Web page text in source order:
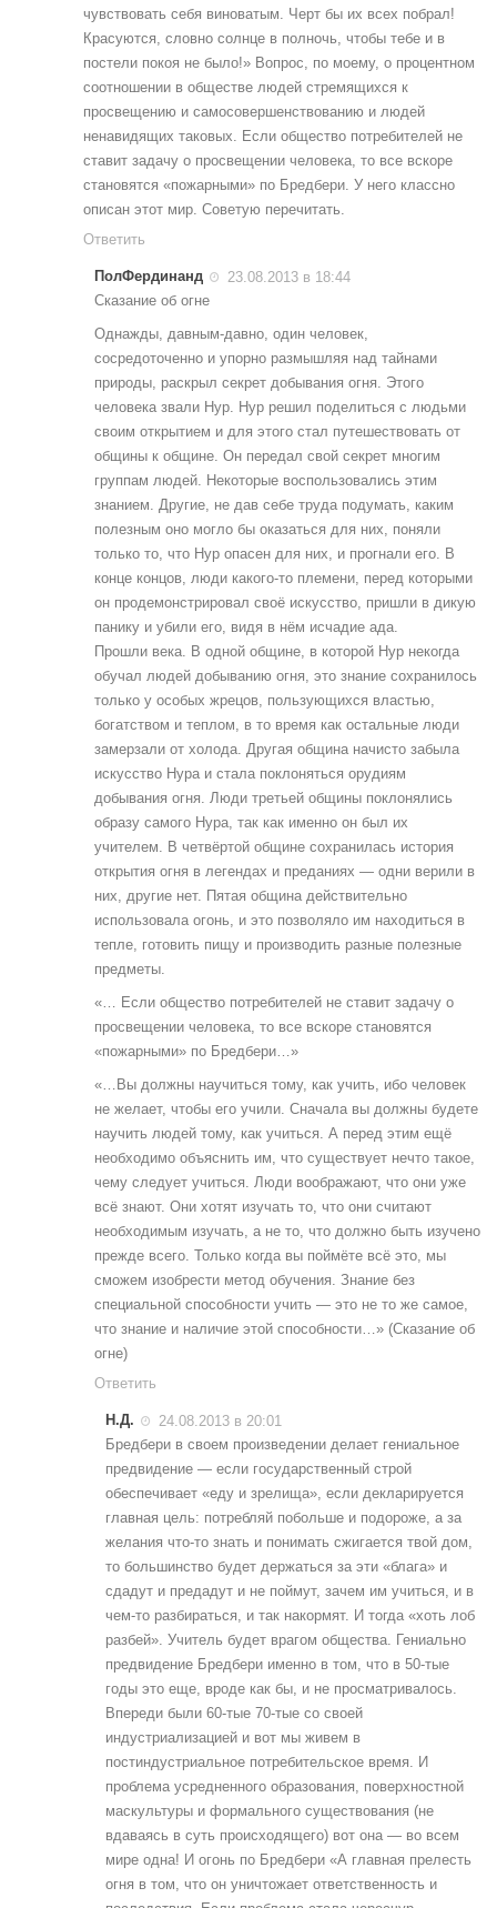
чувствовать себя виноватым. Черт бы их всех побрал!
Красуются, словно солнце в полночь, чтобы тебе и в
постели покоя не было!» Вопрос, по моему, о процентном
соотношении в обществе людей стремящихся к
просвещению и самосовершенствованию и людей
ненавидящих таковых. Если общество потребителей не
ставит задачу о просвещении человека, то все вскоре
становятся «пожарными» по Бредбери. У него классно
описан этот мир. Советую перечитать.
Ответить
ПолФердинанд
23.08.2013 в 18:44
Сказание об огне
Однажды, давным-давно, один человек,
сосредоточенно и упорно размышляя над тайнами
природы, раскрыл секрет добывания огня. Этого
человека звали Нур. Нур решил поделиться с людьми
своим открытием и для этого стал путешествовать от
общины к общине. Он передал свой секрет многим
группам людей. Некоторые воспользовались этим
знанием. Другие, не дав себе труда подумать, каким
полезным оно могло бы оказаться для них, поняли
только то, что Нур опасен для них, и прогнали его. В
конце концов, люди какого-то племени, перед которыми
он продемонстрировал своё искусство, пришли в дикую
панику и убили его, видя в нём исчадие ада.
Прошли века. В одной общине, в которой Нур некогда
обучал людей добыванию огня, это знание сохранилось
только у особых жрецов, пользующихся властью,
богатством и теплом, в то время как остальные люди
замерзали от холода. Другая община начисто забыла
искусство Нура и стала поклоняться орудиям
добывания огня. Люди третьей общины поклонялись
образу самого Нура, так как именно он был их
учителем. В четвёртой общине сохранилась история
открытия огня в легендах и преданиях — одни верили в
них, другие нет. Пятая община действительно
использовала огонь, и это позволяло им находиться в
тепле, готовить пищу и производить разные полезные
предметы.
«… Если общество потребителей не ставит задачу о
просвещении человека, то все вскоре становятся
«пожарными» по Бредбери…»
«…Вы должны научиться тому, как учить, ибо человек
не желает, чтобы его учили. Сначала вы должны будете
научить людей тому, как учиться. А перед этим ещё
необходимо объяснить им, что существует нечто такое,
чему следует учиться. Люди воображают, что они уже
всё знают. Они хотят изучать то, что они считают
необходимым изучать, а не то, что должно быть изучено
прежде всего. Только когда вы поймёте всё это, мы
сможем изобрести метод обучения. Знание без
специальной способности учить — это не то же самое,
что знание и наличие этой способности…» (Сказание об
огне)
Ответить
Н.Д.
24.08.2013 в 20:01
Бредбери в своем произведении делает гениальное
предвидение — если государственный строй
обеспечивает «еду и зрелища», если декларируется
главная цель: потребляй побольше и подороже, а за
желания что-то знать и понимать сжигается твой дом,
то большинство будет держаться за эти «блага» и
сдадут и предадут и не поймут, зачем им учиться, и в
чем-то разбираться, и так накормят. И тогда «хоть лоб
разбей». Учитель будет врагом общества. Гениально
предвидение Бредбери именно в том, что в 50-тые
годы это еще, вроде как бы, и не просматривалось.
Впереди были 60-тые 70-тые со своей
индустриализацией и вот мы живем в
постиндустриальное потребительское время. И
проблема усредненного образования, поверхностной
маскультуры и формального существования (не
вдаваясь в суть происходящего) вот она — во всем
мире одна! И огонь по Бредбери «А главная прелесть
огня в том, что он уничтожает ответственность и